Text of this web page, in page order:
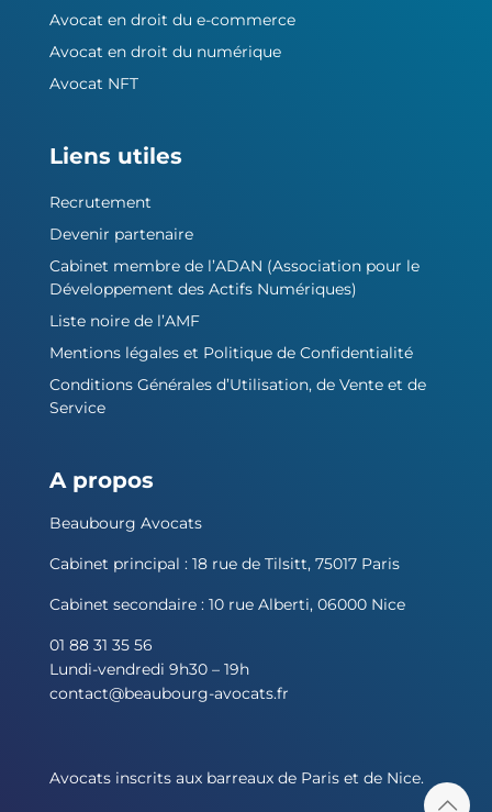
Avocat en droit du e-commerce
Avocat en droit du numérique
Avocat NFT
Liens utiles
Recrutement
Devenir partenaire
Cabinet membre de l’ADAN (Association pour le
Développement des Actifs Numériques)
Liste noire de l’AMF
Mentions légales et Politique de Confidentialité
Conditions Générales d’Utilisation, de Vente et de
Service
A propos
Beaubourg Avocats
Cabinet principal : 18 rue de Tilsitt, 75017 Paris
Cabinet secondaire : 10 rue Alberti, 06000 Nice
01 88 31 35 56
Lundi-vendredi 9h30 – 19h
contact@beaubourg-avocats.fr
Avocats inscrits aux barreaux de Paris et de Nice.